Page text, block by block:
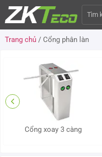
Tìm
Trang chủ / Cổng phân làn
Cổng xoay 3 càng